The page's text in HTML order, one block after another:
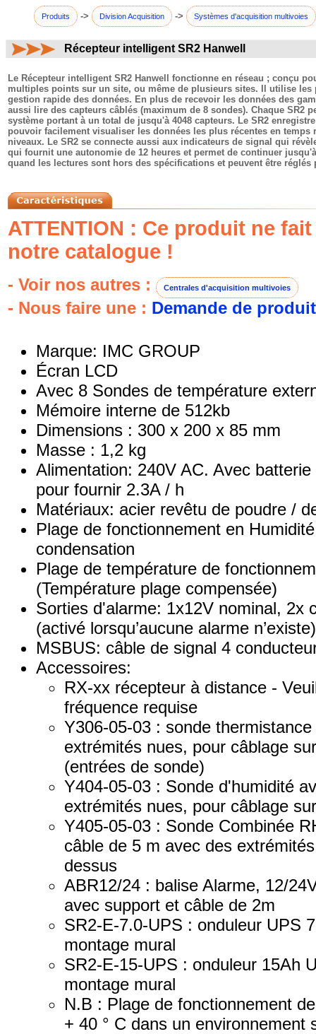
Produits -> Division Acquisition -> Systèmes d'acquisition multivoies
Récepteur intelligent SR2 Hanwell
Le Récepteur intelligent SR2 Hanwell fonctionne en réseau ; conçu
multiples points sur un site, ou même de plusieurs sites. Il utilise
gestion rapide des données. En plus de recevoir les données des
aussi lire des capteurs câblés (maximum de 8 sondes). Chaque SR2
système portant à un total de jusqu'à 4048 capteurs. Le SR2
pouvoir facilement visualiser les données les plus récentes en
niveaux. Le SR2 se connecte aussi aux indicateurs de signal qui
qui fournit une autonomie de 12 heures et permet de continuer
quand les lectures sont hors des spécifications et peuvent être
ATTENTION : Ce produit ne
notre catalogue !
- Voir nos autres : Centrales d'acquisition multivoies
- Nous faire une : Demande de
Marque: IMC GROUP
Écran LCD
Avec 8 Sondes de température
Mémoire interne de 512kb
Dimensions : 300 x 200 x 85 mm
Masse : 1,2 kg
Alimentation: 240V AC. Avec
pour fournir 2.3A / h
Matériaux: acier revêtu de poudre /
Plage de fonctionnement en
condensation
Plage de température de
(Température plage compensée)
Sorties d'alarme: 1x12V nominal, 2x
(activé lorsqu’aucune alarme n’existe)
MSBUS: câble de signal 4
Accessoires:
RX-xx récepteur à distance -
fréquence requise
Y306-05-03 : sonde
extrémités nues, pour câblage
(entrées de sonde)
Y404-05-03 : Sonde d'humidité
extrémités nues, pour câblage
Y405-05-03 : Sonde Combinée
câble de 5 m avec des
dessus
ABR12/24 : balise Alarme, 12/
avec support et câble de 2m
SR2-E-7.0-UPS : onduleur UPS
montage mural
SR2-E-15-UPS : onduleur 15Ah
montage mural
N.B : Plage de fonctionnement
+ 40 ° C dans un environnement